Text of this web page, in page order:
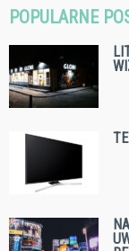
POPULARNE